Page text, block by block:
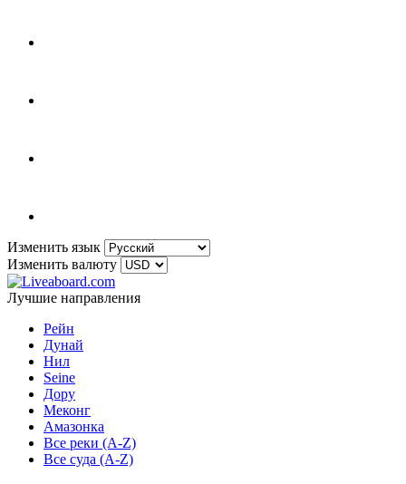
Изменить язык
Изменить валюту
Лучшие направления
Рейн
Дунай
Нил
Seine
Дору
Меконг
Амазонка
Все реки (A-Z)
Все суда (A-Z)